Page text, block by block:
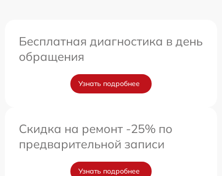
Бесплатная диагностика в день
обращения
Узнать подробнее
Скидка на ремонт -25% по
предварительной записи
Узнать подробнее